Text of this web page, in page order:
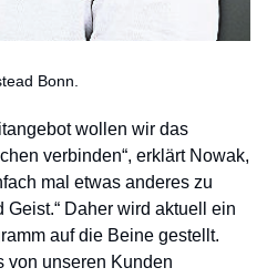
Bonn.
wollen wir das
verbinden“, erklärt Nowak,
mal etwas anderes zu
Daher wird aktuell ein
auf die Beine gestellt.
von unseren Kunden